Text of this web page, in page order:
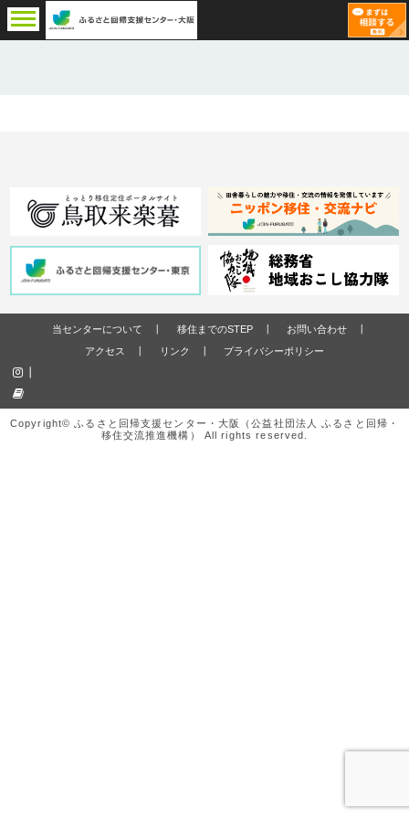
当センターについて 移住までのSTEP
お問い合わせ
アクセス
リンク プライバシーポリシー
Copyright© ふるさと回帰支援センター・大阪（公益社団法人 ふるさと回帰・
移住交流推進機構） All rights reserved.